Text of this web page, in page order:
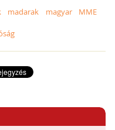
madarak magyar
MME